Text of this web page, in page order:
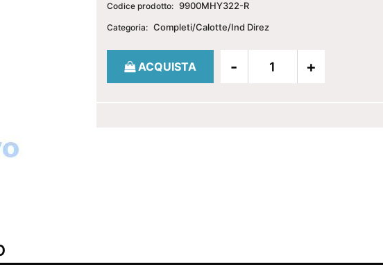
Codice prodotto: 9900MHY322-R
Categoria: Completi/Calotte/Ind Direz
Quantità
ACQUISTA